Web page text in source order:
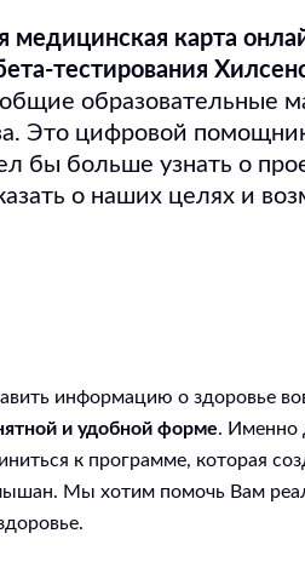
медицинская карта
тестирования
образовательные
Это цифровой
бы больше узнать о
о наших целях и
информацию о здоровье
и удобной форме. Именно
к программе, которая
Мы хотим помочь Вам